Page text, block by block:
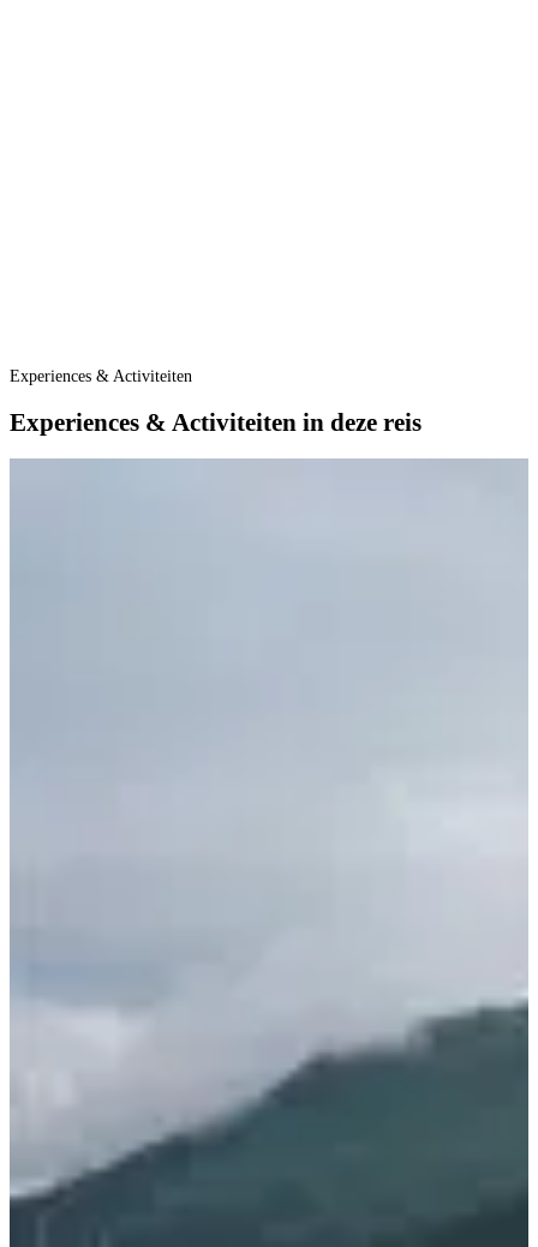
Experiences & Activiteiten
Experiences & Activiteiten in deze reis